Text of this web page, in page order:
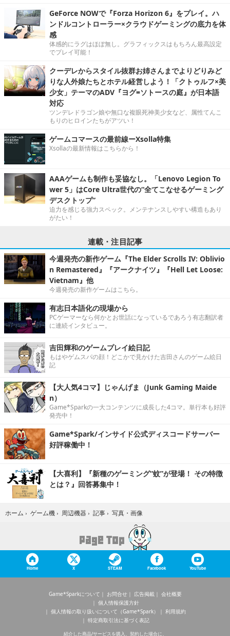
GeForce NOWで『Forza Horizon 6』をプレイ。ハ
ンドルコントローラー×クラウドゲーミングの底力を体
感
体感的にラグはほぼ無し。グラフィックスはもちろん最高設定
でプレイ可能！
クーデレからスタイル抜群お姉さんまでよりどりみど
りな人外娘たちとホテル経営しよう！「クトゥルフ×美
少女」テーマのADV『ヨグ=ソトースの庭』が日本語
対応
ツンデレドラゴン娘や無口な複眼死神美少女など、属性てんこ
もりのヒロインたちがアツい！
ゲームコマースの最前線ーXsolla特集
Xsollaの最新情報はこちらから！
AAAゲームも制作も妥協なし。「Lenovo Legion To
wer 5」はCore Ultra世代の“全てこなせるゲーミング
デスクトップ”
迫力を感じる強力スペック。メンテナンスしやすい構造もあり
がたい！
連載・注目記事
今週発売の新作ゲーム『The Elder Scrolls IV: Oblivio
n Remastered』『アークナイツ』『Hell Let Loose:
Vietnam』他
今週発売の新作ゲームはこちら。
有志日本語化の現場から
PCゲーマーなら何かとお世話になっているであろう有志翻訳者
に連続インタビュー。
吉田輝和のゲームプレイ絵日記
もはやゲムスパの顔！どこかで見かけた吉田さんのゲーム絵日
記
【大人気4コマ】じゃんげま（Junk Gaming Maide
n）
Game*Sparkの一大コンテンツに成長した4コマ。単行本も好評
発売中！
Game*Spark/インサイド公式ディスコードサーバー
好評稼働中！
【大喜利】『新種のゲーミング“蚊”が登場！ その特徴
とは？』回答募集中！
ホーム › ゲーム機 › 周辺機器 › 記事 › 写真・画像
Home X STEAM Facebook YouTube
Game*Sparkについて お問合せ 広告掲載
会社概要
個人情報保護方針
個人情報の取り扱いについて（Game*Spark）
利用規約
特定商取引法に基づく表記
紹介した商品/サービスを購入、契約した場合に、